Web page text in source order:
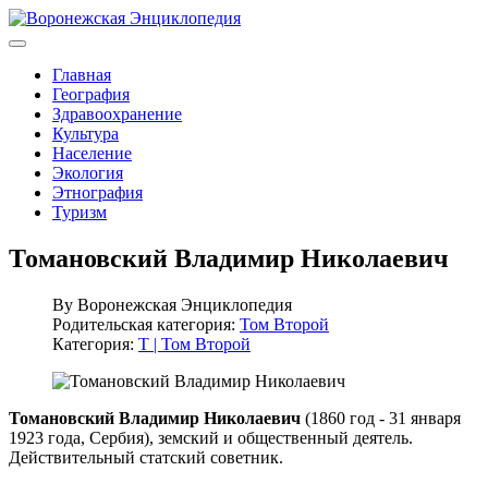
Главная
География
Здравоохранение
Культура
Население
Экология
Этнография
Туризм
Томановский Владимир Николаевич
By Воронежская Энциклопедия
Родительская категория: Том Второй
Категория: Т | Том Второй
Томановский Владимир Николаевич (1860 год - 31 января
1923 года, Сербия), земский и общественный деятель.
Действительный статский советник.